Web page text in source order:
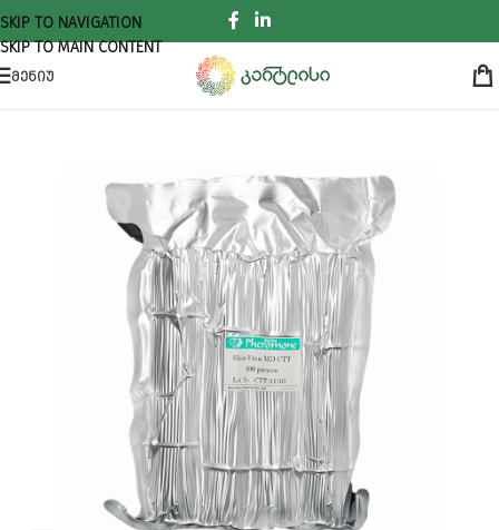
SKIP TO NAVIGATION
SKIP TO MAIN CONTENT
ᲛᲔᲜᲘᲣ